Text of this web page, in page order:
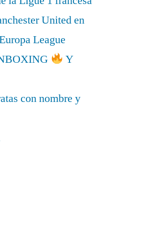
United en
League
Y
con nombre y